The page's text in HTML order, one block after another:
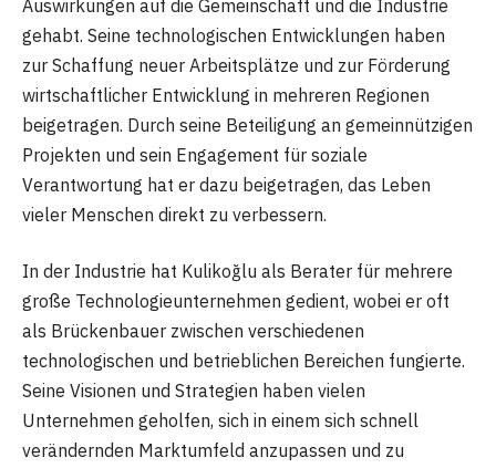
Auswirkungen auf die Gemeinschaft und die Industrie
gehabt. Seine technologischen Entwicklungen haben
zur Schaffung neuer Arbeitsplätze und zur Förderung
wirtschaftlicher Entwicklung in mehreren Regionen
beigetragen. Durch seine Beteiligung an gemeinnützigen
Projekten und sein Engagement für soziale
Verantwortung hat er dazu beigetragen, das Leben
vieler Menschen direkt zu verbessern.
In der Industrie hat Kulikoğlu als Berater für mehrere
große Technologieunternehmen gedient, wobei er oft
als Brückenbauer zwischen verschiedenen
technologischen und betrieblichen Bereichen fungierte.
Seine Visionen und Strategien haben vielen
Unternehmen geholfen, sich in einem sich schnell
verändernden Marktumfeld anzupassen und zu